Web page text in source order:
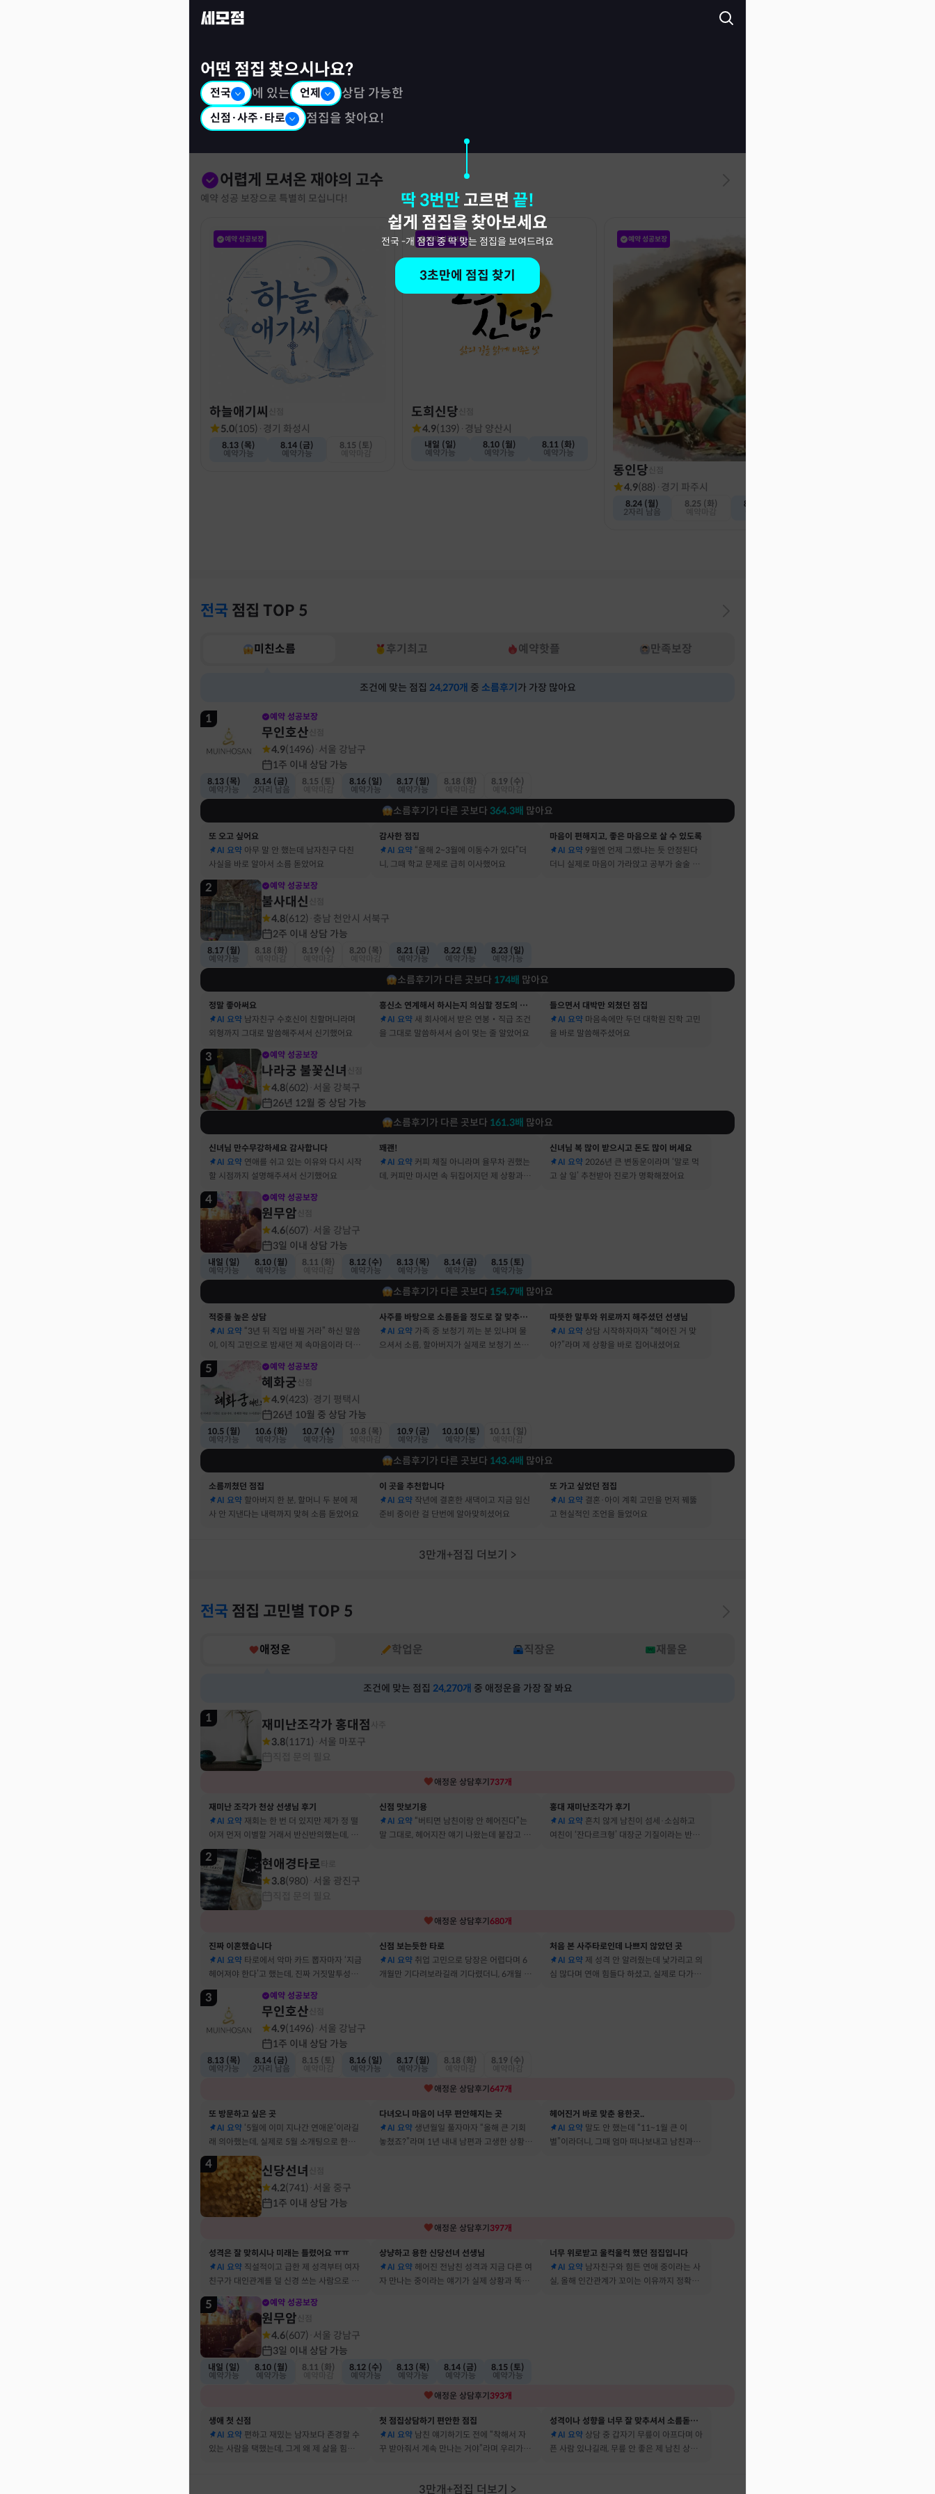
어떤 점집 찾으시나요?
전국 에 있는 언제 상담 가능한
신점·사주·타로 점집을 찾아요!
딱 3번만 고르면 끝!
쉽게 점집을 찾아보세요
전국 -개 점집 중 딱 맞는 점집을 보여드려요
3초만에 점집 찾기
어렵게 모셔온 재야의 고수
예약 성공 보장으로 특별히 모십니다!
예약 성공보장
하늘애기씨
5.0(105) · 경기 화성시
8.13 (목)
예약가능
8.14 (금)
예약가능
8.15 (토)
예약 성공보장
도희신당
4.9(139) · 경남 양산시
내일 (일)
예약가능
8.10 (월)
예약가능
8.11 (화)
예약가능
예약 성공보장
동인당
4.9(88) · 경기 파주시
8.24 (월)
2자리 남음
8.25 (화)
8.26 (수)
전국 점집 TOP 5
미친소름 후기최고 예약핫플 만족보장
조건에 맞는 점집 24,270개 중 소름후기 가 가장 많아요
1 예약 성공보장
무인호산
4.9(1496) 서울 강남구
1주 이내 상담 가능
8.13 (목)
예약가능
8.14 (금)
2자리 남음
8.15 (토)
8.16 (일)
예약가능
8.17 (월)
예약가능
8.18 (화)
8.19 (수)
소름후기가 다른 곳보다 364.3배 많아요
또 오고 싶어요
AI 요약 아무 말 안 했는데 남자친구 다친
사실을 바로 알아서 소름 돋았어요
감사한 점집
AI 요약 “올해 2~3월에 이동수가 있다”더
니, 그때 학교 문제로 급히 이사했어요
마음이 편해지고, 좋은 마음으로 살 수 있도록
AI 요약 9월엔 언제 그랬냐는 듯 안정된다
더니 실제로 마음이 가라앉고 공부가 술술 됐
2 예약 성공보장
불사대신
4.8(612) 충남 천안시 서북구
2주 이내 상담 가능
8.17 (월)
예약가능
8.18 (화)
8.19 (수)
8.20 (목)
8.21 (금)
예약가능
8.22 (토)
예약가능
8.23 (일)
예약가능
소름후기가 다른 곳보다 174배 많아요
정말 좋아써요
AI 요약 남자친구 수호신이 친할머니라며
외형까지 그대로 말씀해주셔서 신기했어요
흥신소 연계해서 하시는지 의심할 정도의 정확함
AI 요약 새 회사에서 받은 연봉‧직급 조건
을 그대로 말씀하셔서 숨이 멎는 줄 알았어요
들으면서 대박만 외쳤던 점집
AI 요약 마음속에만 두던 대학원 진학 고민
을 바로 말씀해주셨어요
3 예약 성공보장
나라궁 불꽃신녀
4.8(602) 서울 강북구
26년 12월 중 상담 가능
소름후기가 다른 곳보다 161.3배 많아요
신녀님 만수무강하세요 감사합니다
AI 요약 연애를 쉬고 있는 이유와 다시 시작
할 시점까지 설명해주셔서 신기했어요
꽤괜!
AI 요약 커피 체질 아니라며 율무차 권했는
데, 커피만 마시면 속 뒤집어지던 제 상황과 딱
신녀님 복 많이 받으시고 돈도 많이 버세요
AI 요약 2026년 큰 변동운이라며 ‘말로 먹
고 살 일’ 추천받아 진로가 명확해졌어요
4 예약 성공보장
원무암
4.6(607) 서울 강남구
3일 이내 상담 가능
내일 (일)
예약가능
8.10 (월)
예약가능
8.11 (화)
8.12 (수)
예약가능
8.13 (목)
예약가능
8.14 (금)
예약가능
8.15 (토)
예약가능
소름후기가 다른 곳보다 154.7배 많아요
적중률 높은 상담
AI 요약 “3년 뒤 직업 바뀔 거라” 하신 말씀
이, 이직 고민으로 밤새던 제 속마음이라 더 신
기했어요
사주를 바탕으로 소름돋을 정도로 잘 맞추는 곳
AI 요약 가족 중 보청기 끼는 분 있냐며 물
으셔서 소름, 할아버지가 실제로 보청기 쓰세
따뜻한 말투와 위로까지 해주셨던 선생님
AI 요약 상담 시작하자마자 “헤어진 거 맞
아?”라며 제 상황을 바로 집어내셨어요
5 예약 성공보장
혜화궁
4.9(423) 경기 평택시
26년 10월 중 상담 가능
10.5 (월)
예약가능
10.6 (화)
예약가능
10.7 (수)
예약가능
10.8 (목)
10.9 (금)
예약가능
10.10 (토)
예약가능
10.11 (일)
소름후기가 다른 곳보다 143.4배 많아요
소름끼쳤던 점집
AI 요약 할아버지 한 분, 할머니 두 분에 제
사 안 지낸다는 내력까지 맞혀 소름 돋았어요
이 곳을 추천합니다
AI 요약 작년에 결혼한 새댁이고 지금 임신
준비 중이란 걸 단번에 알아맞히셨어요
또 가고 싶었던 점집
AI 요약 결혼·아이 계획 고민을 먼저 꿰뚫
고 현실적인 조언을 들었어요
3만개+점집 더보기 >
전국 점집 고민별 TOP 5
애정운 학업운 직장운 재물운
조건에 맞는 점집 24,270개 중 애정운을 가장 잘 봐요
1 재미난조각가 홍대점
3.8(1171) 서울 마포구
애정운 상담후기 737개
재미난 조각가 천상 선생님 후기
AI 요약 재회는 한 번 더 있지만 제가 정 떨
어져 먼저 이별할 거래서 반신반의했는데, 정
말 재회 후 제가 먼저 헤어지자고 했어요
신점 맛보기용
AI 요약 “버티면 남친이랑 안 헤어진다”는
말 그대로, 헤어지잔 얘기 나왔는데 붙잡고 지
홍대 재미난조각가 후기
AI 요약 흔치 않게 남친이 섬세·소심하고
여친이 ‘잔다르크형’ 대장군 기질이라는 반전
2 현애경타로
3.8(980) 서울 광진구
애정운 상담후기 680개
진짜 이혼했습니다
AI 요약 타로에서 악마 카드 뽑자마자 ‘지금
헤어져야 한다’고 했는데, 진짜 거짓말투성이
결혼 생활 끝에 이혼 숙고 중이에요
신점 보는듯한 타로
AI 요약 취업 고민으로 당장은 어렵다며 6
개월만 기다려보라길래 기다렸더니, 6개월 뒤
처음 본 사주타로인데 나쁘지 않았던 곳
AI 요약 제 성격 안 알려줬는데 낯가리고 의
심 많다며 연애 힘들다 하셨고, 실제로 다가온
3 예약 성공보장
무인호산
4.9(1496) 서울 강남구
1주 이내 상담 가능
8.13 (목)
예약가능
8.14 (금)
2자리 남음
8.15 (토)
8.16 (일)
예약가능
8.17 (월)
예약가능
8.18 (화)
8.19 (수)
애정운 상담후기 647개
또 방문하고 싶은 곳
AI 요약 ‘5월에 이미 지나간 연애운’이라길
래 의아했는데, 실제로 5월 소개팅으로 한참
고민했던 사람이 있었어요
다녀오니 마음이 너무 편안해지는 곳
AI 요약 생년월일 풀자마자 “올해 큰 기회
놓쳤죠?”라며 1년 내내 남편과 고생한 상황을
헤어진거 바로 맞춘 용한곳..
AI 요약 말도 안 했는데 “11~1월 큰 이
별”이라더니, 그때 엄마 떠나보내고 남친과도
4 신당선녀
4.2(741) 서울 중구
1주 이내 상담 가능
애정운 상담후기 397개
성격은 잘 맞히시나 미래는 틀렸어요 ㅠㅠ
AI 요약 직설적이고 급한 제 성격부터 여자
친구가 대인관계를 덜 신경 쓰는 사람으로 바
뀔 거란 말까지 그대로 현실이 됐어요
상냥하고 용한 신당선녀 선생님
AI 요약 헤어진 전남친 성격과 지금 다른 여
자 만나는 중이라는 얘기가 실제 상황과 똑같
너무 위로받고 울컥울컥 했던 점집입니다
AI 요약 남자친구와 힘든 연애 중이라는 사
실, 올해 인간관계가 꼬이는 이유까지 정확히
5 예약 성공보장
원무암
4.6(607) 서울 강남구
3일 이내 상담 가능
내일 (일)
예약가능
8.10 (월)
예약가능
8.11 (화)
8.12 (수)
예약가능
8.13 (목)
예약가능
8.14 (금)
예약가능
8.15 (토)
예약가능
애정운 상담후기 393개
생애 첫 신점
AI 요약 편하고 재밌는 남자보다 존경할 수
있는 사람을 택했는데, 그게 왜 제 삶을 힘들게
첫 점집상담하기 편안한 점집
AI 요약 남친 얘기하기도 전에 “착해서 자
꾸 받아줘서 계속 만나는 거야”라며 우리가 헤
성격이나 성향을 너무 잘 맞추셔서 소름돋았어요
AI 요약 상담 중 갑자기 무릎이 아프다며 아
픈 사람 있냐길래, 무릎 안 좋은 제 남친 상태
3만개+점집 더보기 >